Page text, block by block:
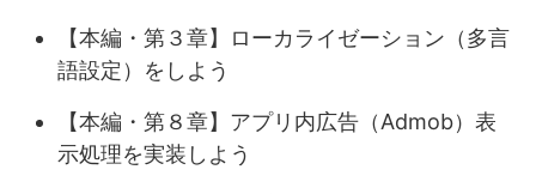
【本編・第３章】ローカライゼーション（多言
語設定）をしよう
【本編・第８章】アプリ内広告（Admob）表
示処理を実装しよう